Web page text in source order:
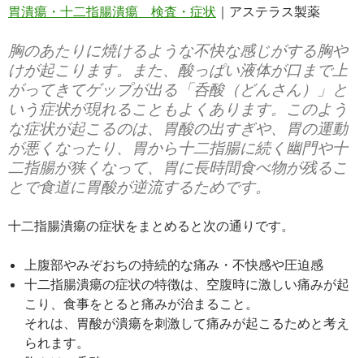
胃潰瘍・十二指腸潰瘍 検査・症状 ｜アステラス製薬
胸のあたりに焼けるような不快な感じがする胸や
けが起こります。また、酸っぱい液体が口まで上
がってきてゲップが出る「呑酸（どんさん）」と
いう症状が現れることもよくあります。このよう
な症状が起こるのは、胃酸の出すぎや、胃の運動
が悪くなったり、胃から十二指腸に続く幽門や十
二指腸が狭くなって、胃に長時間食べ物が残るこ
とで食道に胃酸が逆流するためです。
十二指腸潰瘍の症状をまとめると次の通りです。
上腹部やみぞおちの持続的な痛み・不快感や圧迫感
十二指腸潰瘍の症状の特徴は、空腹時に激しい痛みが起
こり、食事をとると痛みが治まること。
それは、胃酸が潰瘍を刺激して痛みが起こるためと考え
られます。